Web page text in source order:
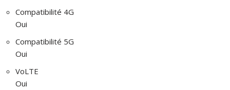
Compatibilité 4G
Oui
Compatibilité 5G
Oui
VoLTE
Oui